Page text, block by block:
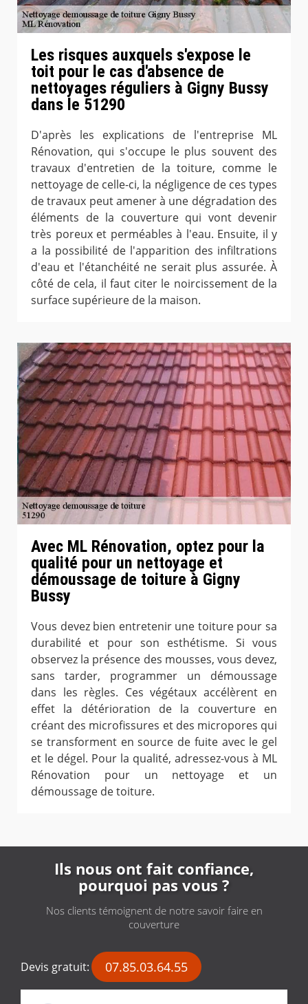
Les risques auxquels s'expose le
toit pour le cas d'absence de
nettoyages réguliers à Gigny Bussy
dans le 51290
D'après les explications de l'entreprise ML
Rénovation, qui s'occupe le plus souvent des
travaux d'entretien de la toiture, comme le
nettoyage de celle-ci, la négligence de ces types
de travaux peut amener à une dégradation des
éléments de la couverture qui vont devenir
très poreux et perméables à l'eau. Ensuite, il y
a la possibilité de l'apparition des infiltrations
d'eau et l'étanchéité ne serait plus assurée. À
côté de cela, il faut citer le noircissement de la
surface supérieure de la maison.
Avec ML Rénovation, optez pour la
qualité pour un nettoyage et
démoussage de toiture à Gigny
Bussy
Vous devez bien entretenir une toiture pour sa
durabilité et pour son esthétisme. Si vous
observez la présence des mousses, vous devez,
sans tarder, programmer un démoussage
dans les règles. Ces végétaux accélèrent en
effet la détérioration de la couverture en
créant des microfissures et des micropores qui
se transforment en source de fuite avec le gel
et le dégel. Pour la qualité, adressez-vous à ML
Rénovation pour un nettoyage et un
démoussage de toiture.
Ils nous ont fait confiance,
pourquoi pas vous ?
Nos clients témoignent de notre savoir faire en
couverture
Devis gratuit: 07.85.03.64.55